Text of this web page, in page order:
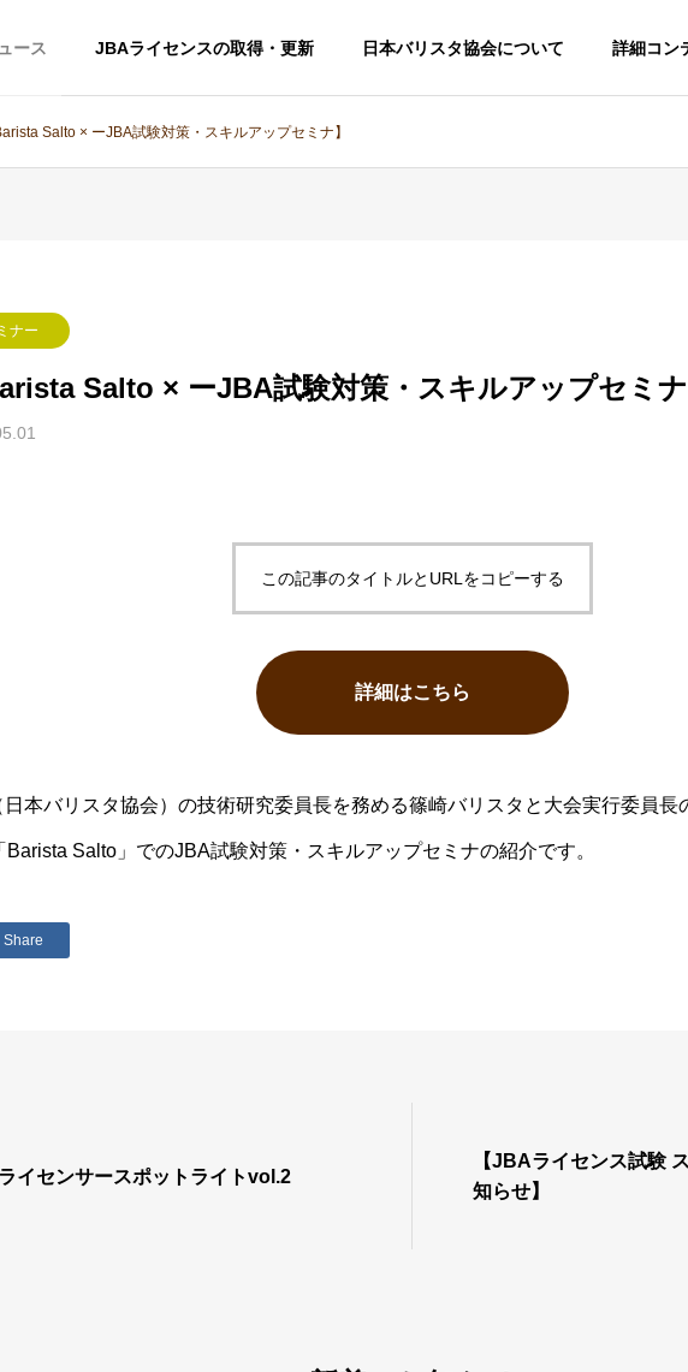
ース JBAライセンスの取得・更新 日本バリスタ協会について 詳細コン
Salto × ーJBA試験対策・スキルアップセミナ】
ナー
Salto × ーJBA試験対策・スキルアップセミナ
この記事のタイトルとURLをコピーする
詳細はこちら
本バリスタ協会）の技術研究委員長を務める篠崎バリスタと大会実行委員長
Barista Salto」でのJBA試験対策・スキルアップセミナの紹介です。
Share
ライセンサースポットライトvol.2
【JBAライセンス試験
知らせ】